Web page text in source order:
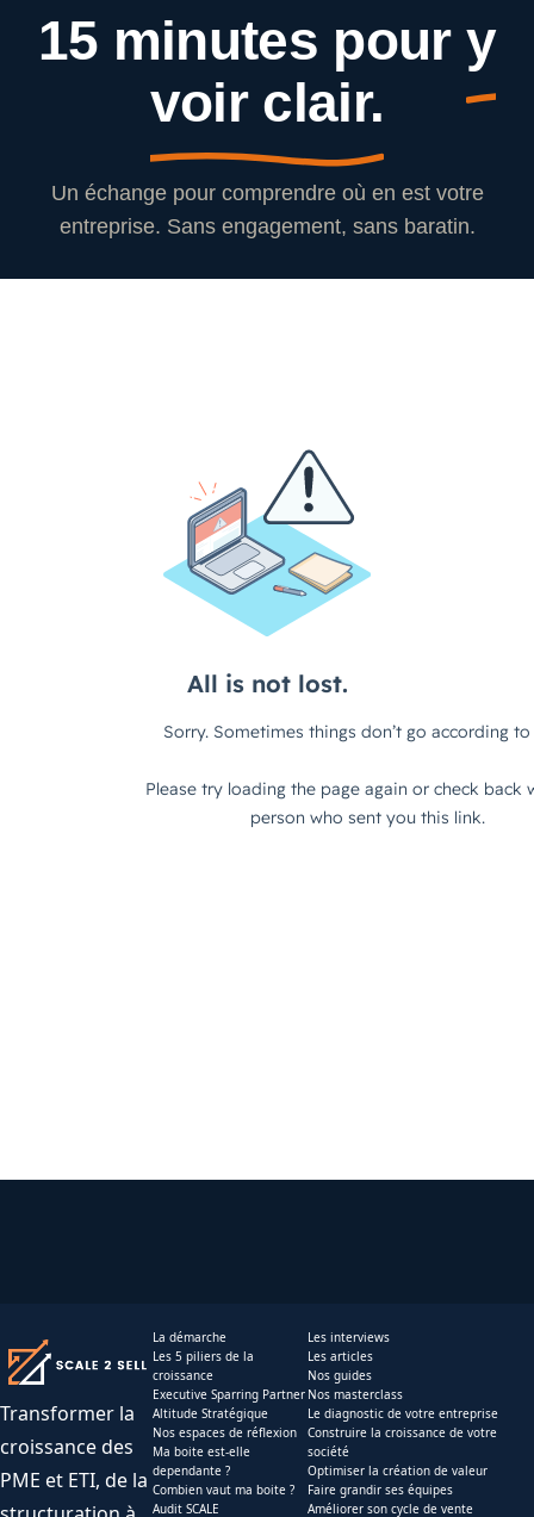
15 minutes pour y
voir clair.
Un échange pour comprendre où en est votre
entreprise. Sans engagement, sans baratin.
Transformer la
croissance des
PME et ETI, de la
La démarche
Les 5 piliers de la
croissance
Executive Sparring Partner
Altitude Stratégique
Nos espaces de réflexion
Ma boite est-elle
dependante ?
Combien vaut ma boite ?
Audit SCALE
Les interviews
Les articles
Nos guides
Nos masterclass
Le diagnostic de votre entreprise
Construire la croissance de votre
société
Optimiser la création de valeur
Faire grandir ses équipes
Améliorer son cycle de vente